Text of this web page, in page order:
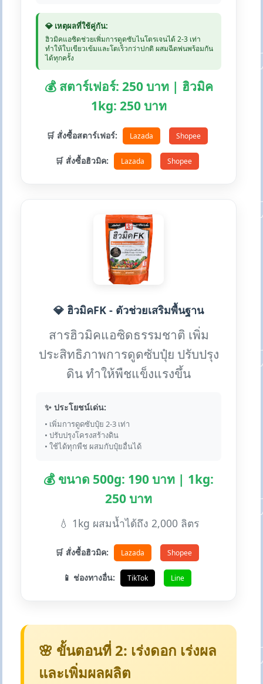
💎 เหตุผลที่ใช้คู่กัน:
ฮิวมิคแอซิดช่วยเพิ่มการดูดซับไนโตรเจนได้ 2-3 เท่า
ทำให้ใบเขียวเข้มและโตเร็วกว่าปกติ ผสมฉีดพ่นพร้อมกัน
ได้ทุกครั้ง
💰 สตาร์เฟอร์: 250 บาท | ฮิวมิค
1kg: 250 บาท
🛒 สั่งซื้อสตาร์เฟอร์: Lazada Shopee
🛒 สั่งซื้อฮิวมิค: Lazada Shopee
💎 ฮิวมิคFK - ตัวช่วยเสริมพื้นฐาน
สารฮิวมิคแอซิดธรรมชาติ เพิ่ม
ประสิทธิภาพการดูดซับปุ๋ย ปรับปรุง
ดิน ทำให้พืชแข็งแรงขึ้น
✨ ประโยชน์เด่น:
• เพิ่มการดูดซับปุ๋ย 2-3 เท่า
• ปรับปรุงโครงสร้างดิน
• ใช้ได้ทุกพืช ผสมกับปุ๋ยอื่นได้
💰 ขนาด 500g: 190 บาท | 1kg:
250 บาท
💧 1kg ผสมน้ำได้ถึง 2,000 ลิตร
🛒 สั่งซื้อฮิวมิค: Lazada Shopee
📱 ช่องทางอื่น: TikTok Line
🌸 ขั้นตอนที่ 2: เร่งดอก เร่งผล
และเพิ่มผลผลิต